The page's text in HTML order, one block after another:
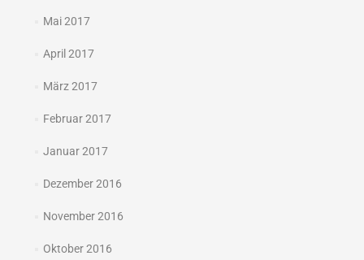
Mai 2017
April 2017
März 2017
Februar 2017
Januar 2017
Dezember 2016
November 2016
Oktober 2016